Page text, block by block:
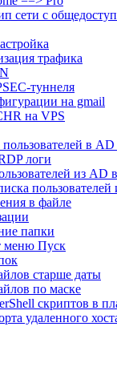
сети с
трафика
туннеля
на gmail
на VPS
в
логи
из AD
в файле
папки
меню Пуск
старше даты
по маске
скриптов в
удаленного